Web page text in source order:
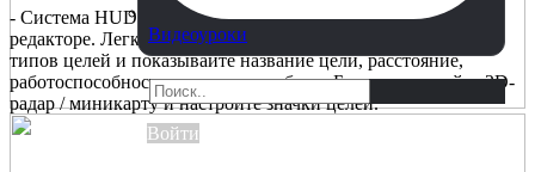
Видеоуроки
Войти
- Система HUD, которая дает вам невероятную настройку в
редакторе. Легко создавайте целевые поля для различных
типов целей и показывайте название цели, расстояние,
работоспособность и другие атрибуты. Быстро настройте 2D-
радар / миникарту и настройте значки целей.